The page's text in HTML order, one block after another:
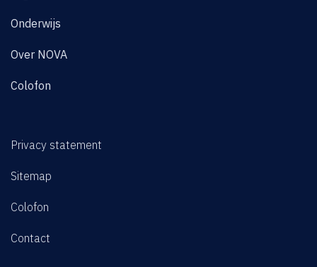
Onderwijs
Over NOVA
Colofon
Privacy statement
Sitemap
Colofon
Contact